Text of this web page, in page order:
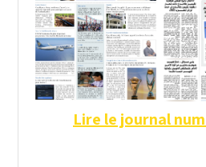
Lire le journal